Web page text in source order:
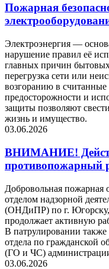
Пожарная
Электроэнергия —
нарушение правил её
главных причин
перегрузка сети или
возгоранию в
предосторожности и
защиты позволяют
жизнь и имущество.
03.06.2026
ВНИМАНИЕ!
противопожарный
Добровольная
отделом надзорной
(ОНДиПР) по г. Югорску,
продолжает активную
В патрулировании
отдела по гражданской
(ГО и ЧС)
03.06.2026